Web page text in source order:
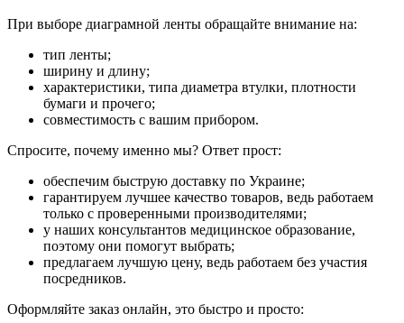
При выборе диаграмной ленты обращайте внимание на:
тип ленты;
ширину и длину;
характеристики, типа диаметра втулки, плотности
бумаги и прочего;
совместимость с вашим прибором.
Спросите, почему именно мы? Ответ прост:
обеспечим быструю доставку по Украине;
гарантируем лучшее качество товаров, ведь работаем
только с проверенными производителями;
у наших консультантов медицинское образование,
поэтому они помогут выбрать;
предлагаем лучшую цену, ведь работаем без участия
посредников.
Оформляйте заказ онлайн, это быстро и просто: